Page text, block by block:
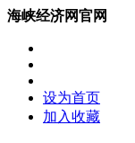
海峡经济网官网
设为首页
加入收藏